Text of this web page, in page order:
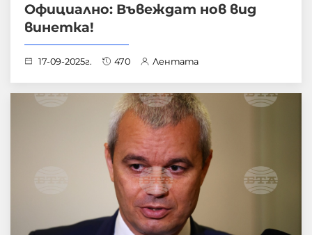
Официално: Въвеждат нов вид
винетка!
17-09-2025г. 470 Лентата